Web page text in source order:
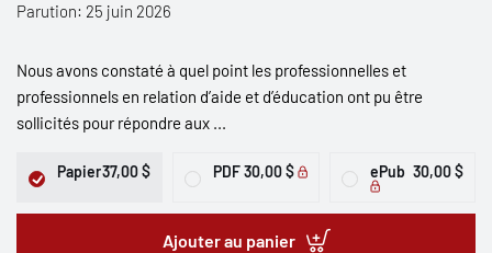
Parution: 25 juin 2026
Nous avons constaté à quel point les professionnelles et
professionnels en relation d’aide et d’éducation ont pu être
sollicités pour répondre aux ...
Papier37,00 $ PDF30,00 $ ePub 30,00 $
Ajouter au panier